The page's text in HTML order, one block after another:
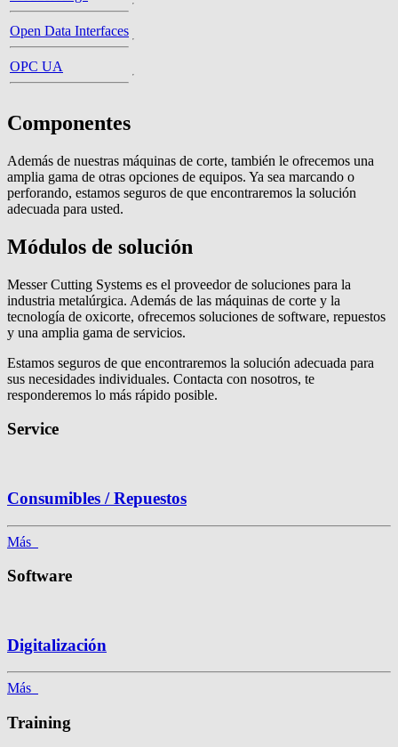
Open Data Interfaces
OPC UA
Componentes
Además de nuestras máquinas de corte, también le ofrecemos una
amplia gama de otras opciones de equipos. Ya sea marcando o
perforando, estamos seguros de que encontraremos la solución
adecuada para usted.
Módulos de solución
Messer Cutting Systems es el proveedor de soluciones para la
industria metalúrgica. Además de las máquinas de corte y la
tecnología de oxicorte, ofrecemos soluciones de software, repuestos
y una amplia gama de servicios.
Estamos seguros de que encontraremos la solución adecuada para
sus necesidades individuales. Contacta con nosotros, te
responderemos lo más rápido posible.
Service
Consumibles / Repuestos
Más
Software
Digitalización
Más
Training